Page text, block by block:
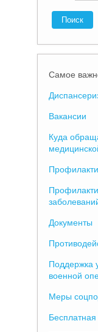
Самое
Вакансии
Куда
Документы
Поддержка
военной
Меры